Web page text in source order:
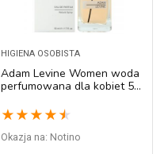
HIGIENA OSOBISTA
Adam Levine Women woda
perfumowana dla kobiet 50
★ ★ ★ ★ ★
Okazja na: Notino